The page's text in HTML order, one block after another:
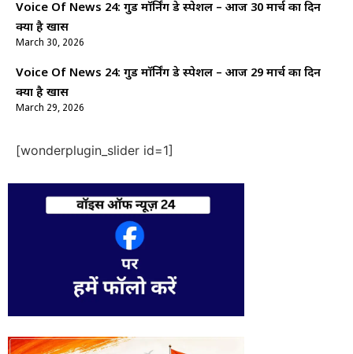
Voice Of News 24: गुड माॅर्निंग डे स्पेशल – आज 30 मार्च का दिन
क्यों है खास
March 30, 2026
Voice Of News 24: गुड माॅर्निंग डे स्पेशल – आज 29 मार्च का दिन
क्यों है खास
March 29, 2026
[wonderplugin_slider id=1]